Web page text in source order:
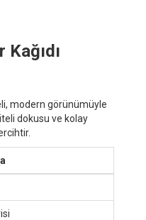
modern görünümüyle
dokusu ve kolay